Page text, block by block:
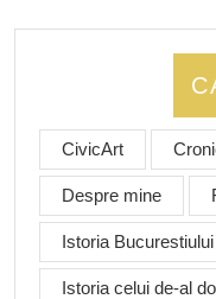
CivicArt
Despre mine
Istoria Bucurestiului
Istoria celui de-al